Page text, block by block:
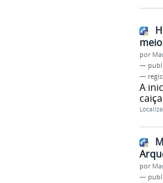
por
—
—
A
por
—